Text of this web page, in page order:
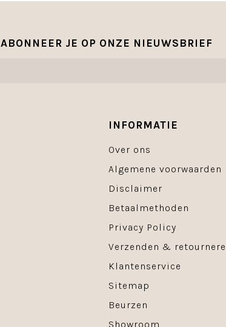
ABONNEER JE OP ONZE NIEUWSBRIEF
INFORMATIE
Over ons
Algemene voorwaarden
Disclaimer
Betaalmethoden
Privacy Policy
Verzenden &
Klantenservice
Sitemap
Beurzen
Showroom